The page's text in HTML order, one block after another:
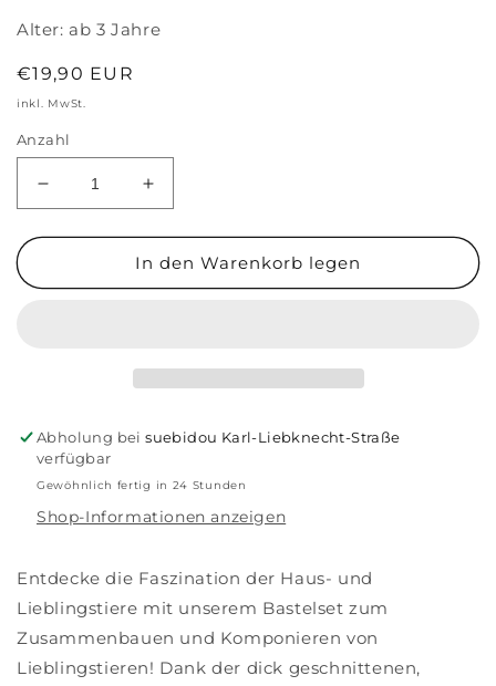
Alter: ab 3 Jahre
Normaler
Preis
€19,90 EUR
inkl. MwSt.
Anzahl
Verringere
die
Menge
„Haustiere“
Erhöhe
die
Menge
für
„Haustiere“
In den Warenkorb legen
Abholung beisuebidou Karl-Liebknecht-Straße
verfügbar
Gewöhnlich fertig in 24 Stunden
Shop-Informationen anzeigen
Entdecke die Faszination der Haus- und
Lieblingstiere mit unserem Bastelset zum
Zusammenbauen und Komponieren von
Lieblingstieren! Dank der dick geschnittenen,